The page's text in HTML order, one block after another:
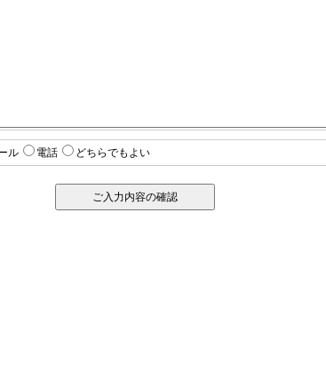
ル 電話 どちらでもよい